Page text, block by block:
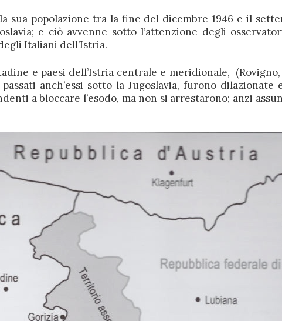
sua popolazione tra la fine del dicembre 1946 e il
e ciò avvenne sotto l’attenzione degli
Italiani dell’Istria.
e paesi dell’Istria centrale e meridionale, (Rovigno,
anch’essi sotto la Jugoslavia, furono
a bloccare l’esodo, ma non si arrestarono; anzi